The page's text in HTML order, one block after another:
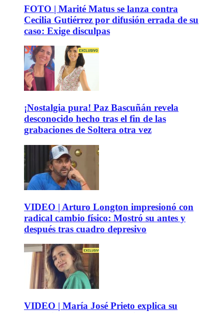
FOTO | Marité Matus se lanza contra
Cecilia Gutiérrez por difusión errada de su
caso: Exige disculpas
¡Nostalgia pura! Paz Bascuñán revela
desconocido hecho tras el fin de las
grabaciones de Soltera otra vez
VIDEO | Arturo Longton impresionó con
radical cambio físico: Mostró su antes y
después tras cuadro depresivo
VIDEO | María José Prieto explica su